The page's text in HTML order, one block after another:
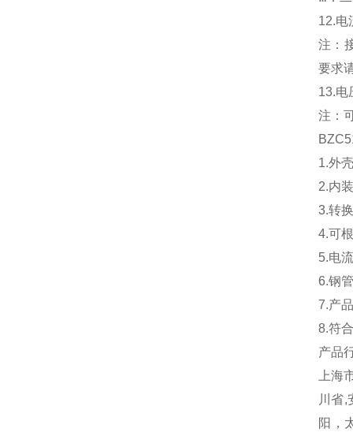
12.电
注：
要求
13.电
注：
1.外
2.内
3.转
4.可
5.电
6.钢
7.产
8.符
产品
上海
川省,
阳，